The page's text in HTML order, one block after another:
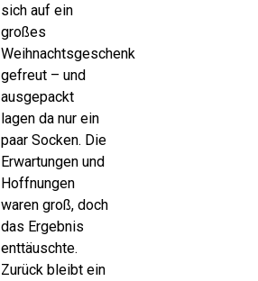
sich auf ein
großes
Weihnachtsgeschenk
gefreut – und
ausgepackt
lagen da nur ein
paar Socken. Die
Erwartungen und
Hoffnungen
waren groß, doch
das Ergebnis
enttäuschte.
Zurück bleibt ein